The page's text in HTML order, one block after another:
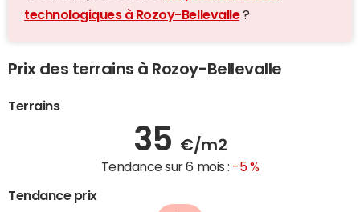
technologiques à Rozoy-Bellevalle?
Prix des terrains à Rozoy-Bellevalle
Terrains
35 €/m2
Tendance sur 6 mois : -5 %
Tendance prix